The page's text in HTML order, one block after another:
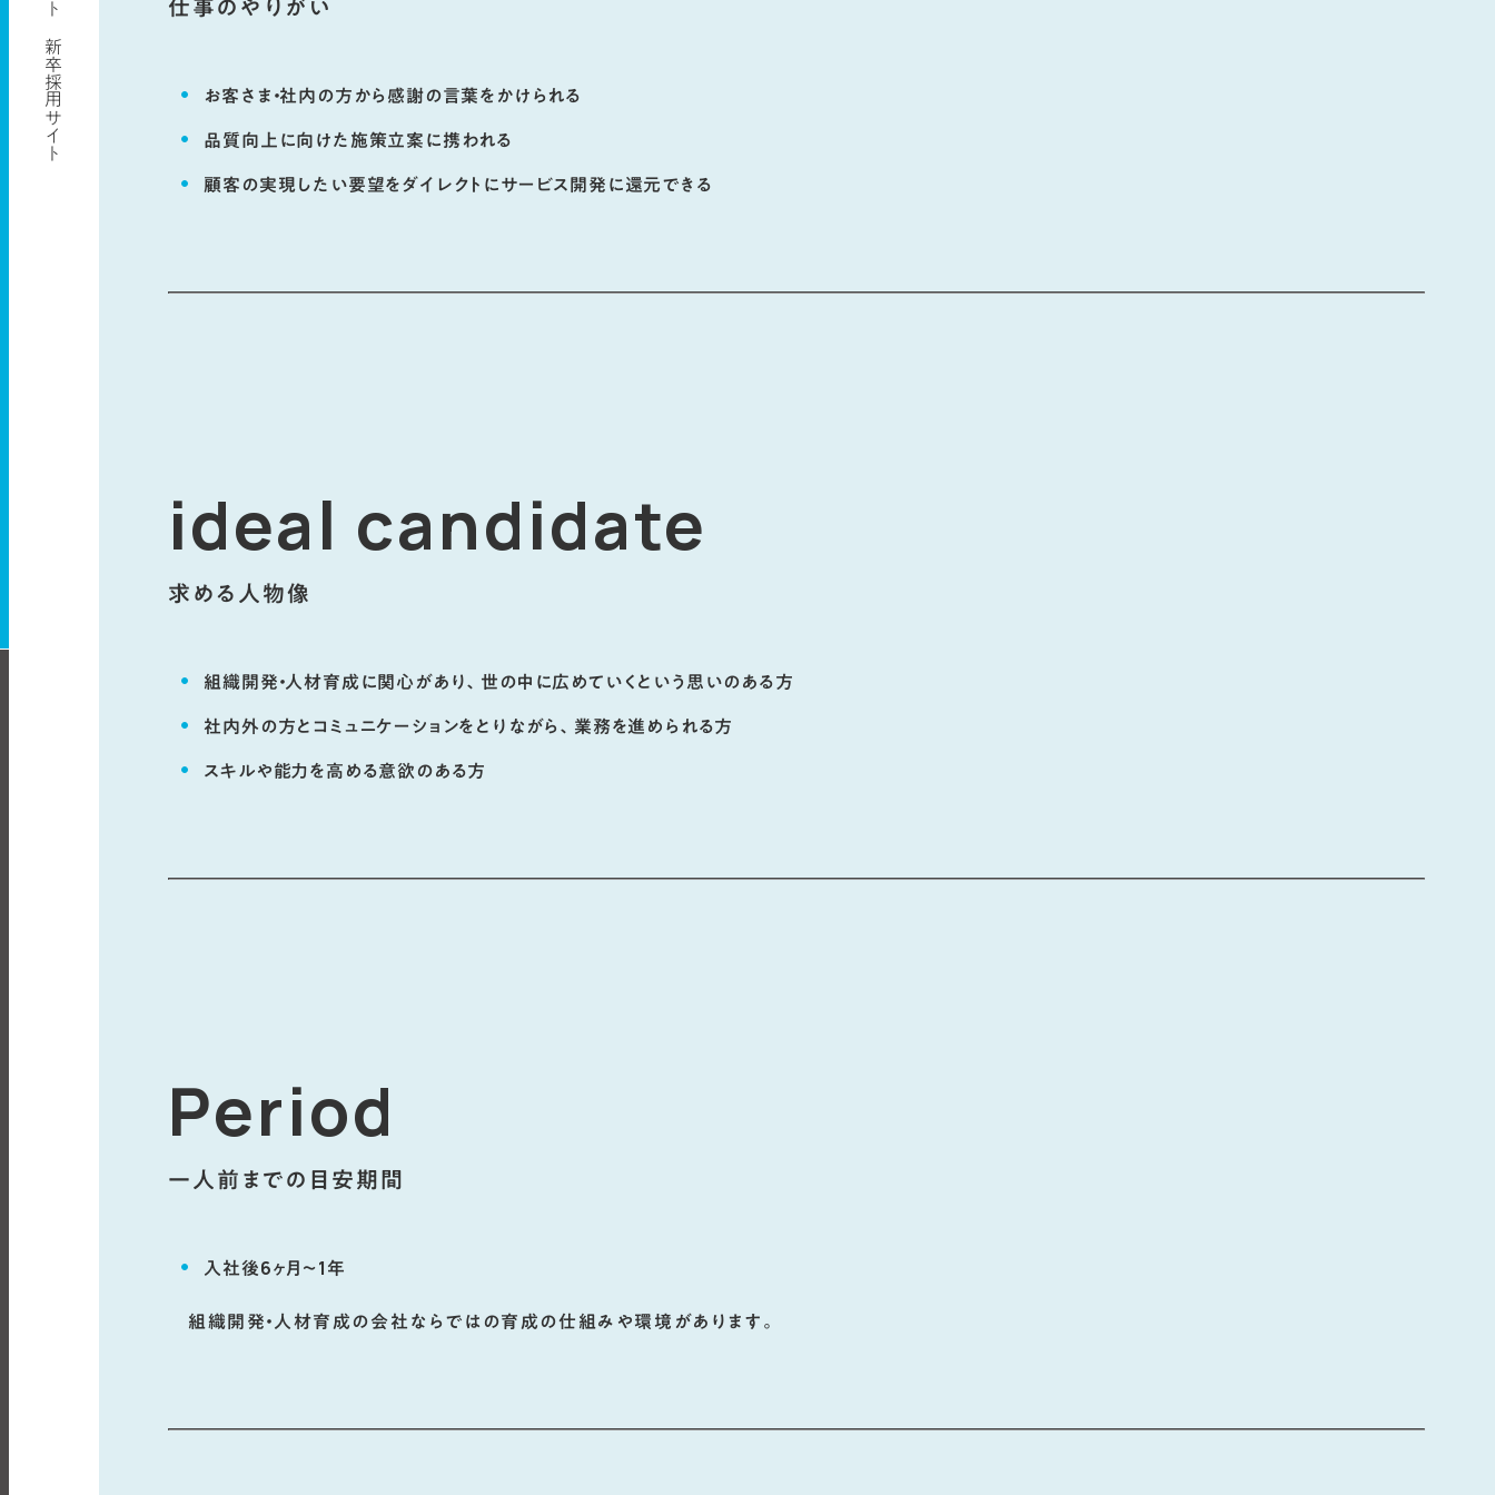
仕事のやりがい
お客さま・社内の方から感謝の言葉をかけられる
品質向上に向けた施策立案に携われる
顧客の実現したい要望をダイレクトにサービス開発に還元できる
ideal candidate
求める人物像
組織開発・人材育成に関心があり、世の中に広めていくという思いのある方
社内外の方とコミュニケーションをとりながら、業務を進められる方
スキルや能力を高める意欲のある方
Period
一人前までの目安期間
入社後6ヶ月～1年
組織開発・人材育成の会社ならではの育成の仕組みや環境があります。